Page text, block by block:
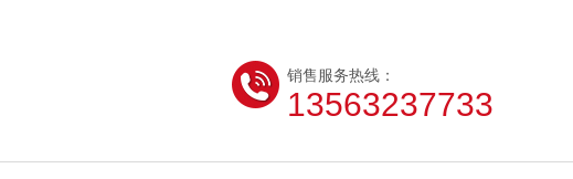
销售服务热线：
13563237733